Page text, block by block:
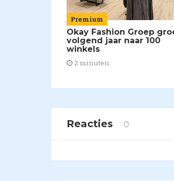
Premium
Okay Fashion Groep
volgend jaar naar 100
winkels
2 minuten
Reacties 0